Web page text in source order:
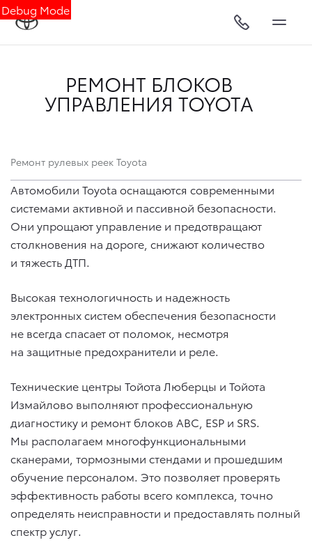
Debug Mode
РЕМОНТ БЛОКОВ
УПРАВЛЕНИЯ TOYOTA
Ремонт рулевых реек Toyota
Автомобили Toyota оснащаются современными
системами активной и пассивной безопасности.
Они упрощают управление и предотвращают
столкновения на дороге, снижают количество
и тяжесть ДТП.
Высокая технологичность и надежность
электронных систем обеспечения безопасности
не всегда спасает от поломок, несмотря
на защитные предохранители и реле.
Технические центры Тойота Люберцы и Тойота
Измайлово выполняют профессиональную
диагностику и ремонт блоков АВС, ESP и SRS.
Мы располагаем многофункциональными
сканерами, тормозными стендами и прошедшим
обучение персоналом. Это позволяет проверять
эффективность работы всего комплекса, точно
определять неисправности и предоставлять полный
спектр услуг.